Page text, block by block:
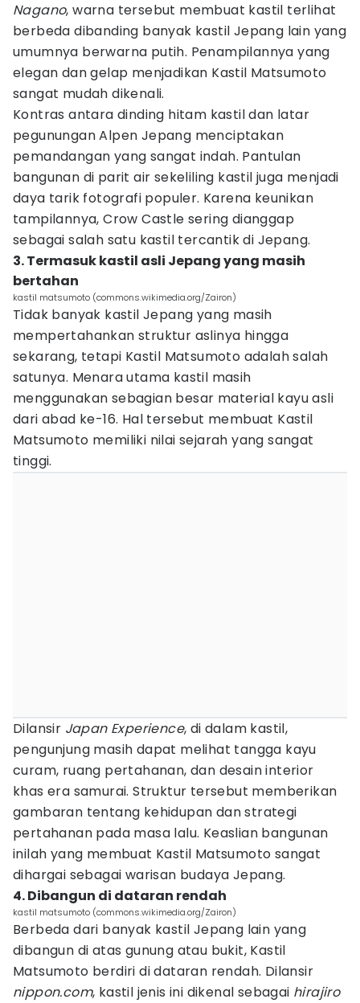
Nagano, warna tersebut membuat kastil terlihat
berbeda dibanding banyak kastil Jepang lain yang
umumnya berwarna putih. Penampilannya yang
elegan dan gelap menjadikan Kastil Matsumoto
sangat mudah dikenali.
Kontras antara dinding hitam kastil dan latar
pegunungan Alpen Jepang menciptakan
pemandangan yang sangat indah. Pantulan
bangunan di parit air sekeliling kastil juga menjadi
daya tarik fotografi populer. Karena keunikan
tampilannya, Crow Castle sering dianggap
sebagai salah satu kastil tercantik di Jepang.
3. Termasuk kastil asli Jepang yang masih
bertahan
kastil matsumoto (commons.wikimedia.org/Zairon)
Tidak banyak kastil Jepang yang masih
mempertahankan struktur aslinya hingga
sekarang, tetapi Kastil Matsumoto adalah salah
satunya. Menara utama kastil masih
menggunakan sebagian besar material kayu asli
dari abad ke-16. Hal tersebut membuat Kastil
Matsumoto memiliki nilai sejarah yang sangat
tinggi.
Dilansir Japan Experience, di dalam kastil,
pengunjung masih dapat melihat tangga kayu
curam, ruang pertahanan, dan desain interior
khas era samurai. Struktur tersebut memberikan
gambaran tentang kehidupan dan strategi
pertahanan pada masa lalu. Keaslian bangunan
inilah yang membuat Kastil Matsumoto sangat
dihargai sebagai warisan budaya Jepang.
4. Dibangun di dataran rendah
kastil matsumoto (commons.wikimedia.org/Zairon)
Berbeda dari banyak kastil Jepang lain yang
dibangun di atas gunung atau bukit, Kastil
Matsumoto berdiri di dataran rendah. Dilansir
nippon.com, kastil jenis ini dikenal sebagai hirajiro